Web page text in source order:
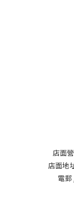
店面
店面地
電